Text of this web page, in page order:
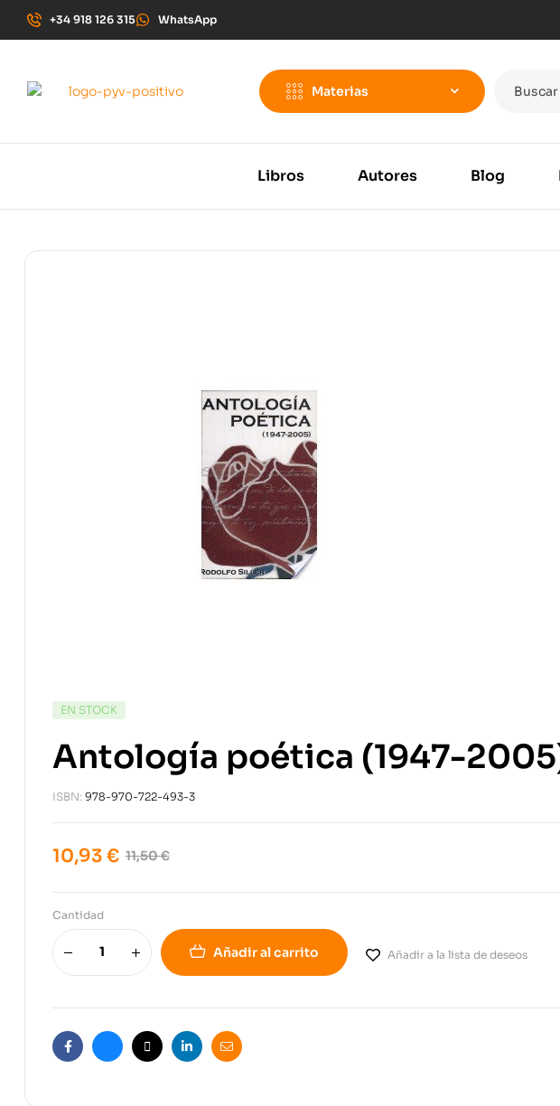
+34 918 126 315 WhatsApp
Materias
Libros Autores Blog
EN STOCK
Antología poética (1947-
ISBN: 978-970-722-493-3
11,50€
10,93 €
Cantidad
Añadir al carrito Añadir a la lista de deseos
FacebookBluesky
X Linkedin
Email